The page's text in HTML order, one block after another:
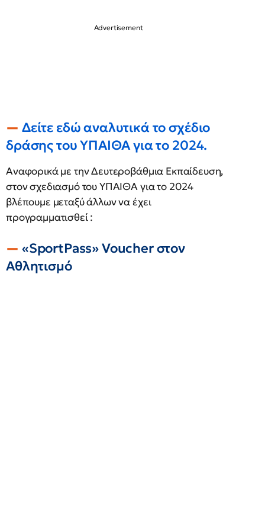
Δείτε εδώ αναλυτικά το σχέδιο
δράσης του ΥΠΑΙΘΑ για το 2024.
Αναφορικά με την Δευτεροβάθμια Εκπαίδευση,
στον σχεδιασμό του ΥΠΑΙΘΑ για το 2024
βλέπουμε μεταξύ άλλων να έχει
προγραμματισθεί :
«SportPass» Voucher στον
Αθλητισμό